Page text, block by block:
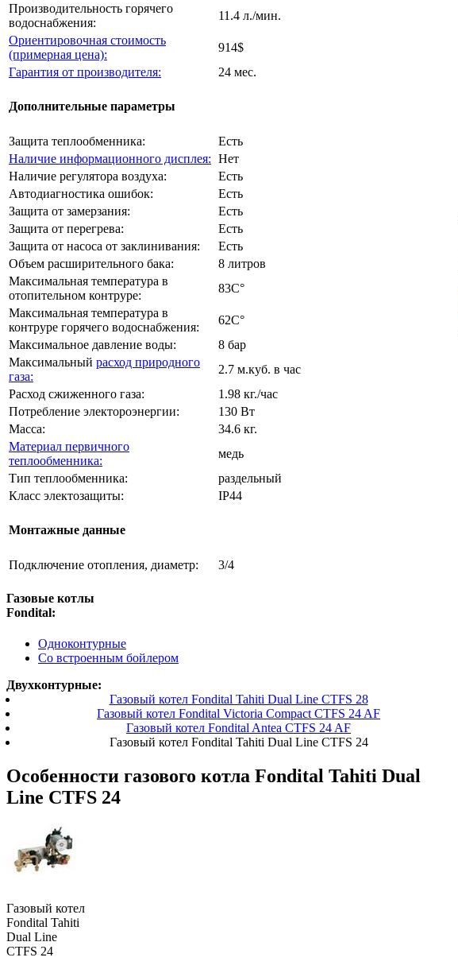
Производительность горячего
водоснабжения:
11.4 л./мин.
Ориентировочная стоимость
(примерная цена):
914$
Гарантия от производителя:
24 мес.
Дополнительные параметры
Защита теплообменника:
Есть
Наличие информационного дисплея: Нет
Наличие регулятора воздуха:
Есть
Автодиагностика ошибок:
Есть
Защита от замерзания:
Есть
Защита от перегрева:
Есть
Защита от насоса от заклинивания:
Есть
Объем расширительного бака:
8 литров
Максимальная температура в
отопительном контруре:
83C°
Максимальная температура в
контруре горячего водоснабжения:
62C°
Максимальное давление воды:
8 бар
Максимальный расход природного
газа:
2.7 м.куб. в час
Расход сжиженного газа:
1.98 кг./час
Потребление электороэнергии:
130 Вт
Масса:
34.6 кг.
Материал первичного
теплообменника:
медь
Тип теплообменника:
раздельный
Класс электозащиты:
IP44
Монтажные данные
Подключение отопления, диаметр: 3/4
Газовые котлы
Fondital:
Одноконтурные
Со встроенным бойлером
Двухконтурные:
Газовый котел Fondital Tahiti Dual Line CTFS 28
Газовый котел Fondital Victoria Compact CTFS 24 AF
Газовый котел Fondital Antea CTFS 24 AF
Газовый котел Fondital Tahiti Dual Line CTFS 24
Особенности газового котла Fondital Tahiti Dual
Line CTFS 24
Газовый котел
Fondital Tahiti
Dual Line
CTFS 24